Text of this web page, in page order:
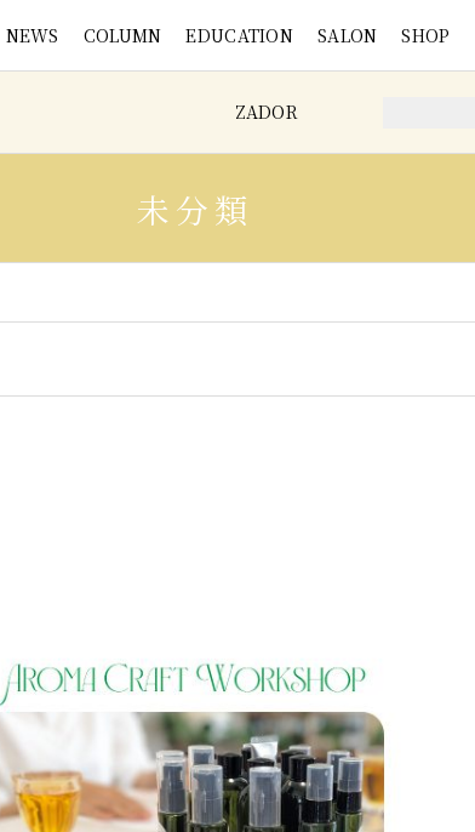
NEWS COLUMN EDUCATION SALON SHOP
ZADOR
未分類